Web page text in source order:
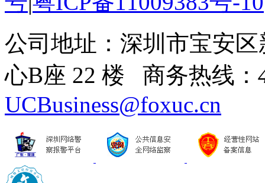
公司地址：深圳市宝安
心B座 22 楼 商务热线：
UCBusiness@foxuc.cn